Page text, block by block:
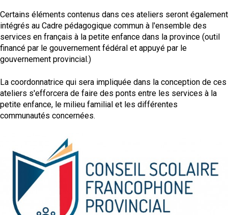
Certains éléments contenus dans ces ateliers seront également
intégrés au Cadre pédagogique commun à l'ensemble des
services en français à la petite enfance dans la province (outil
financé par le gouvernement fédéral et appuyé par le
gouvernement provincial.)
La coordonnatrice qui sera impliquée dans la conception de ces
ateliers s'efforcera de faire des ponts entre les services à la
petite enfance, le milieu familial et les différentes
communautés concernées.